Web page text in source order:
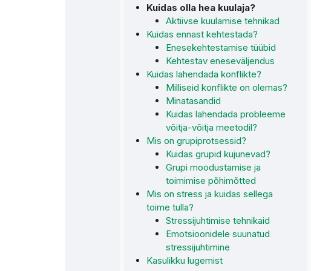
Kuidas olla hea kuulaja?
Aktiivse kuulamise tehnikad
Kuidas ennast kehtestada?
Enesekehtestamise tüübid
Kehtestav eneseväljendus
Kuidas lahendada konflikte?
Milliseid konflikte on olemas?
Minatasandid
Kuidas lahendada probleeme
võitja-võitja meetodil?
Mis on grupiprotsessid?
Kuidas grupid kujunevad?
Grupi moodustamise ja
toimimise põhimõtted
Mis on stress ja kuidas sellega
toime tulla?
Stressijuhtimise tehnikaid
Emotsioonidele suunatud
stressijuhtimine
Kasulikku lugemist